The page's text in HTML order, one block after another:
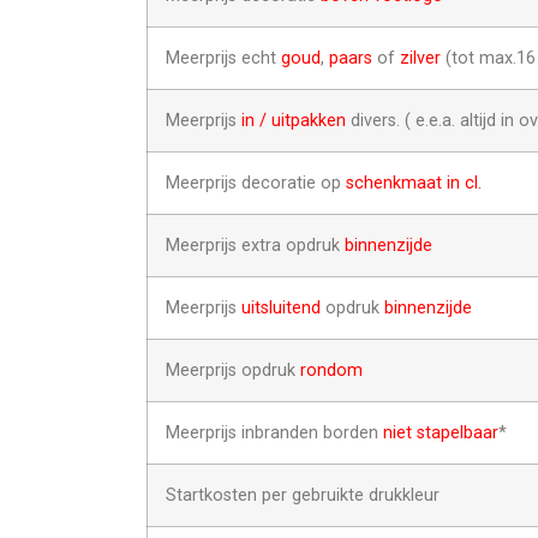
Meerprijs echt goud, paars of zilver (tot
Meerprijs in / uitpakken divers. ( e.e.a. altijd in
Meerprijs decoratie op schenkmaat in cl.
Meerprijs extra opdruk binnenzijde
Meerprijs uitsluitend opdruk binnenzijde
Meerprijs opdruk rondom
Meerprijs inbranden borden niet stapelbaar*
Startkosten per gebruikte drukkleur